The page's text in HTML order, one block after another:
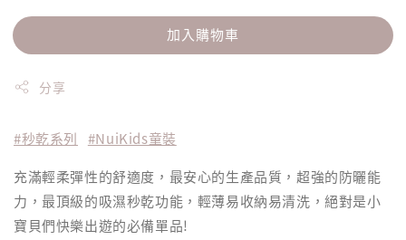
加入購物車
分享
#秒乾系列
#NuiKids童裝
充滿輕柔彈性的舒適度，最安心的生產品質，超強的防曬能
力，最頂級的吸濕秒乾功能，輕薄易收納易清洗，絕對是小
寶貝們快樂出遊的必備單品!